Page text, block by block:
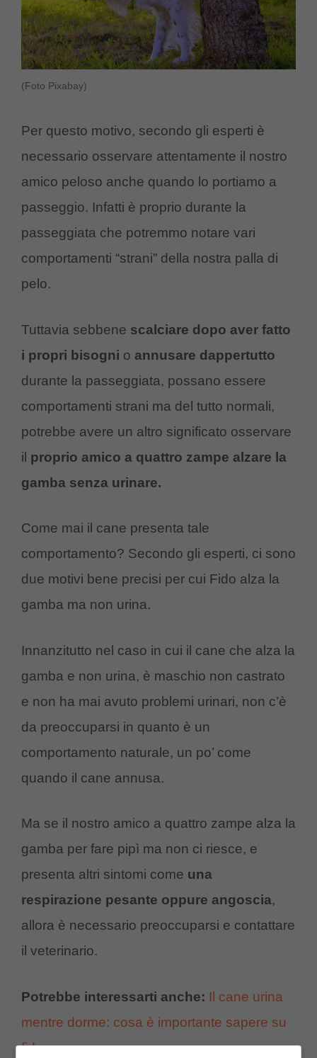
(Foto Pixabay)
Per questo motivo, secondo gli esperti è
necessario osservare attentamente il nostro
amico peloso anche quando lo portiamo a
passeggio. Infatti è proprio durante la
passeggiata che potremmo notare vari
comportamenti “strani” della nostra palla di
pelo.
Tuttavia sebbene scalciare dopo aver fatto
i propri bisogni o annusare dappertutto
durante la passeggiata, possano essere
comportamenti strani ma del tutto normali,
potrebbe avere un altro significato osservare
il proprio amico a quattro zampe alzare la
gamba senza urinare.
Come mai il cane presenta tale
comportamento? Secondo gli esperti, ci sono
due motivi bene precisi per cui Fido alza la
gamba ma non urina.
Innanzitutto nel caso in cui il cane che alza la
gamba e non urina, è maschio non castrato
e non ha mai avuto problemi urinari, non c’è
da preoccuparsi in quanto è un
comportamento naturale, un po’ come
quando il cane annusa.
Ma se il nostro amico a quattro zampe alza la
gamba per fare pipì ma non ci riesce, e
presenta altri sintomi come una
respirazione pesante oppure angoscia,
allora è necessario preoccuparsi e contattare
il veterinario.
Potrebbe interessarti anche: Il cane urina
mentre dorme: cosa è importante sapere su
fido